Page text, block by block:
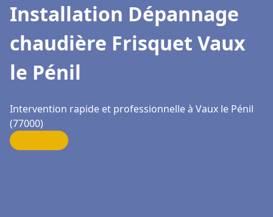
Installation Dépannage
chaudière Frisquet Vaux
le Pénil
Intervention rapide et professionnelle à Vaux le Pénil
(77000)